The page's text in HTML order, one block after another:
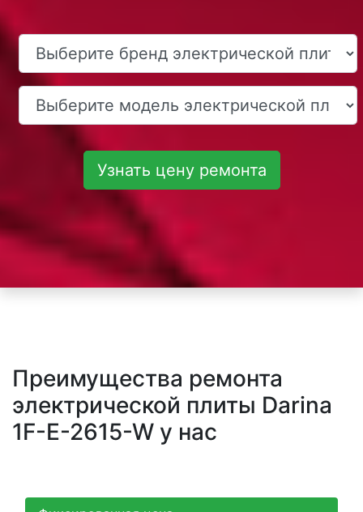
Узнать цену ремонта
Преимущества ремонта
электрической плиты Darina
1F-E-2615-W у нас